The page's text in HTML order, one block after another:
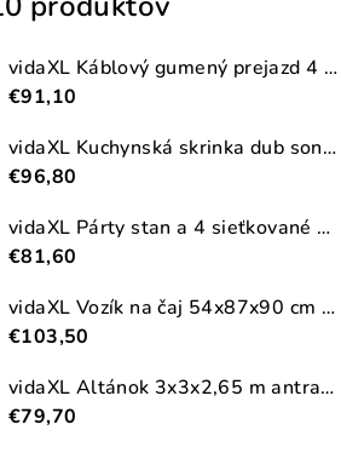
vidaXL Káblový gumený prejazd 4 ks 2-kanálový 101,5 cm
€91,10
vidaXL Kuchynská skrinka dub sonoma 38x41,5x131,5 cm kompozitné drevo
€96,80
vidaXL Párty stan a 4 sieťkované bočné steny antracitový 2,5x2,5m HDPE
€81,60
vidaXL Vozík na čaj 54x87x90 cm masívna akácia
€103,50
vidaXL Altánok 3x3x2,65 m antracitový 180 g/m²
€79,70